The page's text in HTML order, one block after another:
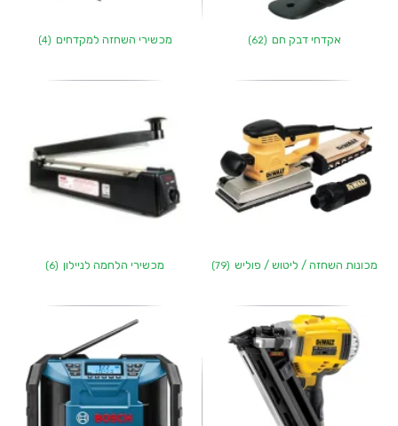
אקדחי דבק חם (62) מכשירי השחזה למקדחים (4)
מכונות השחזה / ליטוש / פוליש (79) מכשירי הלחמה לניילון (6)